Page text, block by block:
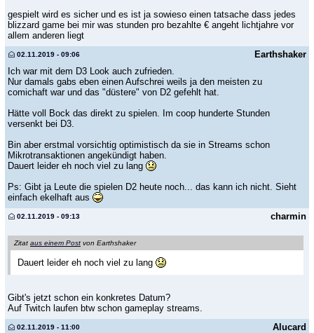
gespielt wird es sicher und es ist ja sowieso einen tatsache dass jedes
blizzard game bei mir was stunden pro bezahlte € angeht lichtjahre vor
allem anderen liegt
Earthshaker
02.11.2019 - 09:06
Ich war mit dem D3 Look auch zufrieden.
Nur damals gabs eben einen Aufschrei weils ja den meisten zu
comichaft war und das "düstere" von D2 gefehlt hat.
Hätte voll Bock das direkt zu spielen. Im coop hunderte Stunden
versenkt bei D3.
Bin aber erstmal vorsichtig optimistisch da sie in Streams schon
Mikrotransaktionen angekündigt haben.
Dauert leider eh noch viel zu lang
Ps: Gibt ja Leute die spielen D2 heute noch... das kann ich nicht. Sieht
einfach ekelhaft aus
charmin
02.11.2019 - 09:13
Zitat aus einem Post von Earthshaker
Dauert leider eh noch viel zu lang
Gibt's jetzt schon ein konkretes Datum?
Auf Twitch laufen btw schon gameplay streams.
Alucard
02.11.2019 - 11:00